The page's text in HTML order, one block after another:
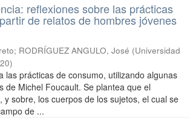
reflexiones sobre las prácticas
de relatos de hombres jóvenes
; RODRÍGUEZ ANGULO, José (Universidad
)
las prácticas de consumo, utilizando algunas
de Michel Foucault. Se plantea que el
y sobre, los cuerpos de los sujetos, el cual se
de ...